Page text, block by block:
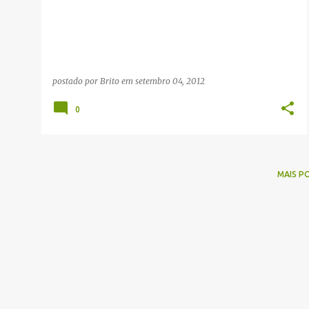
postado por Brito em setembro 04, 2012
0
MAIS